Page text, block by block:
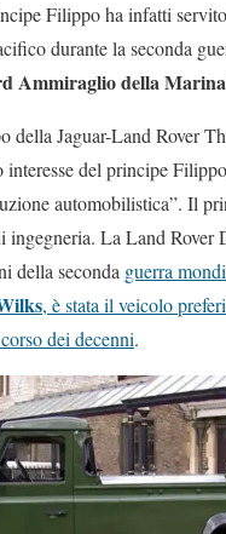
Filippo ha infatti
durante la seconda
Ammiraglio della
della Jaguar-Land Rover
del principe
automobilistica”. Il
ingegneria. La Land Rover
della seconda guerra
, è stata il veicolo
dei decenni.